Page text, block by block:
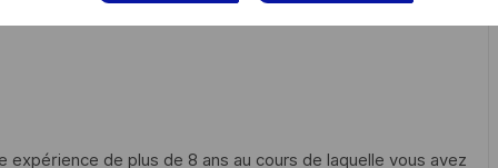
vers les Directions Générales du Secteur et de la
de plus de 8 ans au cours de laquelle vous avez